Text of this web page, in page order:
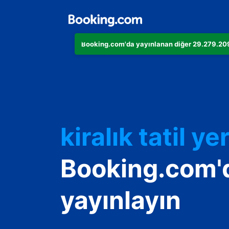
Booking.com'da yayınlanan diğer
kiralık tatil
Konukevinizi
Oda ve
yayınlayın